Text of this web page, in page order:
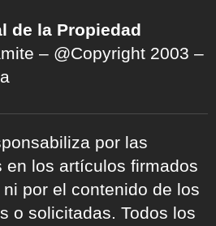
de la Propiedad
– @Copyright 2003 –
por las
en los artículos firmados
por el contenido de los
o solicitadas. Todos los